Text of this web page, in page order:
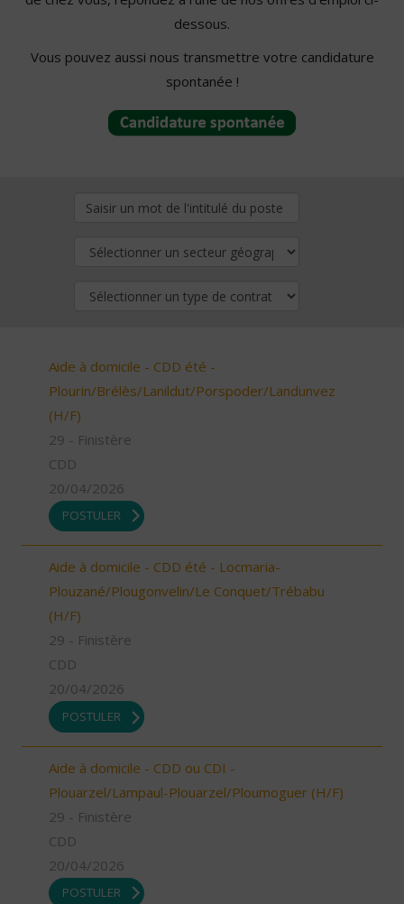
dessous.
Vous pouvez aussi nous transmettre votre candidature
spontanée !
Aide à domicile - CDD été -
Plourin/Brélès/Lanildut/Porspoder/Landunvez
(H/F)
29 - Finistère
CDD
20/04/2026
POSTULER
Aide à domicile - CDD été - Locmaria-
Plouzané/Plougonvelin/Le Conquet/Trébabu
(H/F)
29 - Finistère
CDD
20/04/2026
POSTULER
Aide à domicile - CDD ou CDI -
Plouarzel/Lampaul-Plouarzel/Ploumoguer (H/F)
29 - Finistère
CDD
20/04/2026
POSTULER